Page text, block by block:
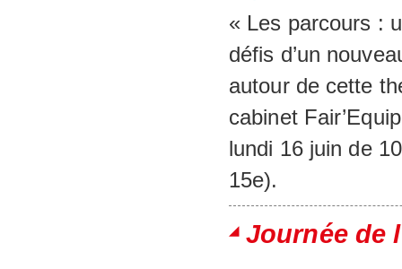
« Les parcours :
défis d’un
autour de cette
cabinet
lundi 16 juin de
15e).
Journée de